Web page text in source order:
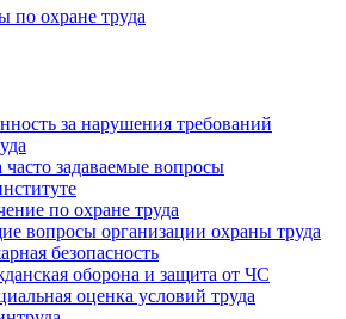
по охране труда
за нарушения требований
задаваемые вопросы
по охране труда
вопросы организации охраны труда
безопасность
оборона и защита от ЧС
оценка условий труда